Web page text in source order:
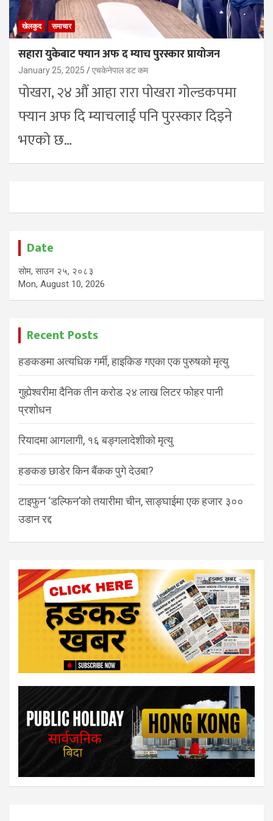
खेलकुद समाचार
सहारा युकेबाट फ्यान अफ द म्याच पुरस्कार प्रायोजन
January 25, 2025 एचकेनेपाल डट कम
पोखरा, २४ औं आहा रारा पोखरा गोल्डकपमा
फ्यान अफ दि म्याचलाई पनि पुरस्कार दिइने
भएको छ…
Date
सोम, साउन २५, २०८३
Mon, August 10, 2026
Recent Posts
हङकङमा अत्यधिक गर्मी, हाइकिङ गएका एक पुरुषको मृत्यु
गुह्येश्वरीमा दैनिक तीन करोड २४ लाख लिटर फोहर पानी
प्रशोधन
रियादमा आगलागी, १६ बङ्गलादेशीको मृत्यु
हङकङ छाडेर किन बैंकक पुगे देउबा?
टाइफुन ‘डल्फिन’को तयारीमा चीन, साङ्घाईमा एक हजार ३००
उडान रद्द